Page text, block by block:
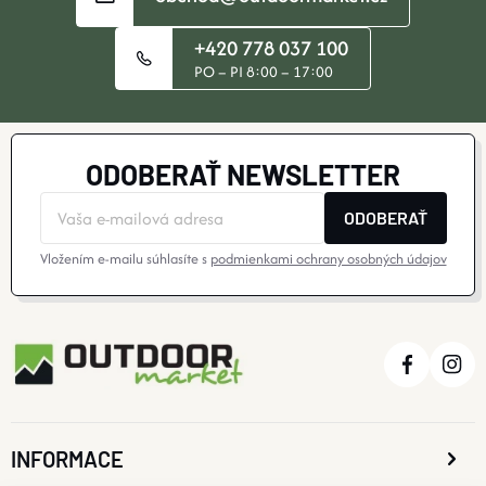
P
+420 778 037 100
PO – PI 8:00 – 17:00
ODOBERAŤ NEWSLETTER
ODOBERAŤ
Vložením e-mailu súhlasíte s podmienkami ochrany osobných údajov
INFORMACE